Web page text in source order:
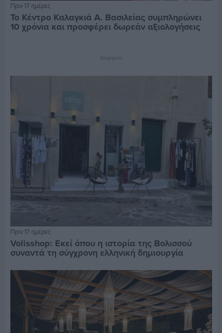
Πριν 17 ημέρες
Το Κέντρο Καλαγκιά Α. Βασιλείας συμπληρώνει
10 χρόνια και προσφέρει δωρεάν αξιολογήσεις
Διαφήμιση
Πριν 17 ημέρες
Volisshop: Εκεί όπου η ιστορία της Βολισσού
συναντά τη σύγχρονη ελληνική δημιουργία